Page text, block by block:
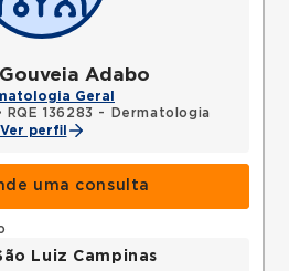
Adabo
Geral
RQE 136283 - Dermatologia
Ver perfil
uma consulta
Luiz Campinas